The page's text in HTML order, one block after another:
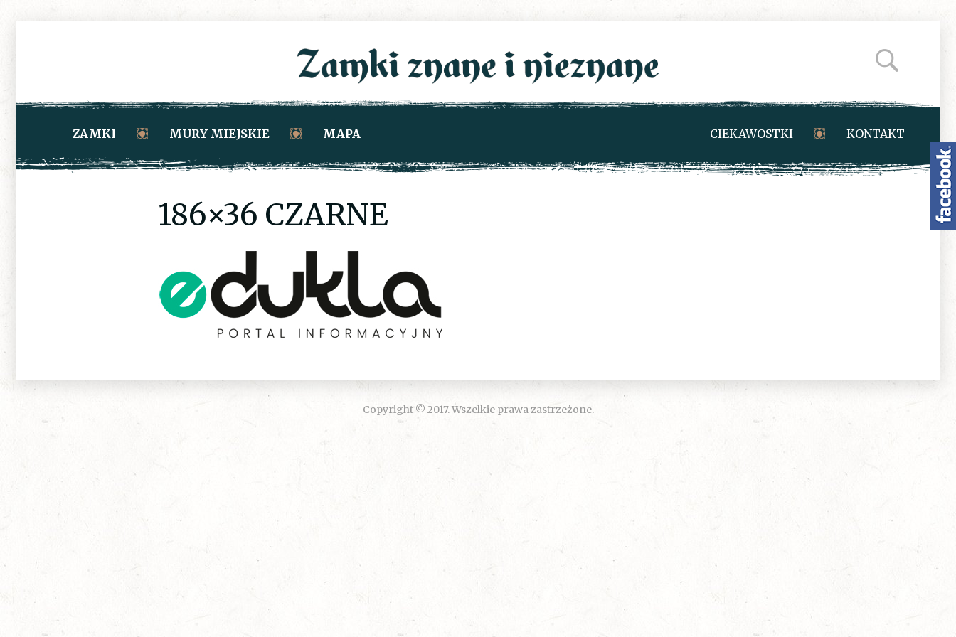
ZAMKI MURY MIEJSKIE MAPA CIEKAWOSTKI KONTAKT
186×36 CZARNE
Copyright © 2017. Wszelkie prawa zastrzeżone.